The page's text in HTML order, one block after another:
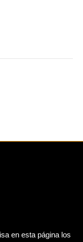
en esta página los